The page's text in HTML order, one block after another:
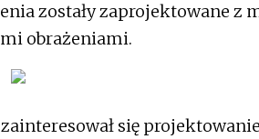
zostały zaprojektowane z
obrażeniami.
się